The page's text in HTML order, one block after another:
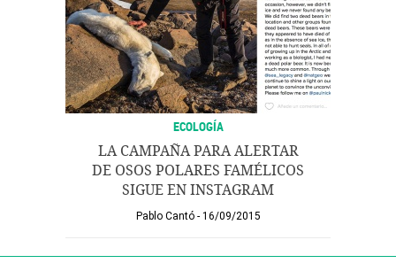
ECOLOGÍA
LA CAMPAÑA PARA ALERTAR
DE OSOS POLARES FAMÉLICOS
SIGUE EN INSTAGRAM
Pablo Cantó 16/09/2015